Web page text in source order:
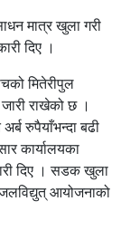
मात्र खुला गरी
दिए ।
मितेरीपुल
जारी राखेको छ ।
रुपैयाँभन्दा बढी
कार्यालयका
दिए । सडक खुला
आयोजनाको